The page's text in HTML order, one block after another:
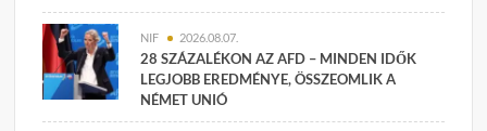
NIF 2026.08.07.
28 SZÁZALÉKON AZ AFD – MINDEN IDŐK
LEGJOBB EREDMÉNYE, ÖSSZEOMLIK A
NÉMET UNIÓ